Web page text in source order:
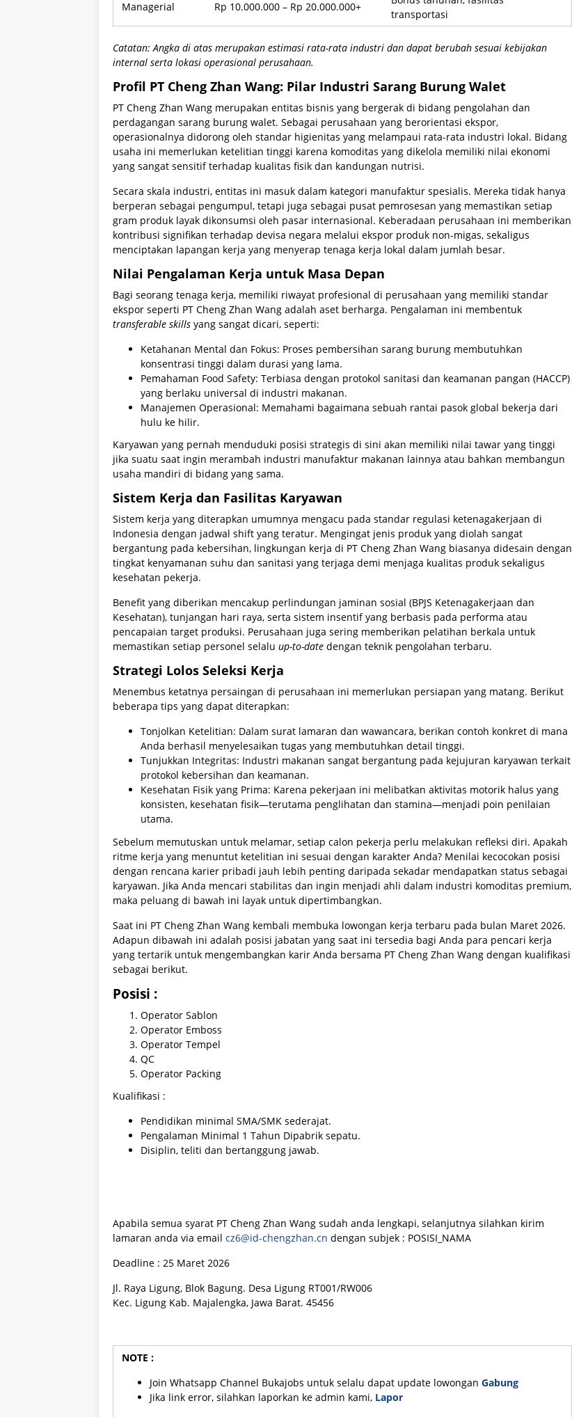
Managerial Rp 10.000.000 – Rp 20.000.000+
transportasi
Catatan: Angka di atas merupakan estimasi rata-rata industri dan dapat berubah sesuai kebijakan
internal serta lokasi operasional perusahaan.
Profil PT Cheng Zhan Wang: Pilar Industri Sarang Burung Walet
PT Cheng Zhan Wang merupakan entitas bisnis yang bergerak di bidang pengolahan dan
perdagangan sarang burung walet. Sebagai perusahaan yang berorientasi ekspor,
operasionalnya didorong oleh standar higienitas yang melampaui rata-rata industri lokal. Bidang
usaha ini memerlukan ketelitian tinggi karena komoditas yang dikelola memiliki nilai ekonomi
yang sangat sensitif terhadap kualitas fisik dan kandungan nutrisi.
Secara skala industri, entitas ini masuk dalam kategori manufaktur spesialis. Mereka tidak hanya
berperan sebagai pengumpul, tetapi juga sebagai pusat pemrosesan yang memastikan setiap
gram produk layak dikonsumsi oleh pasar internasional. Keberadaan perusahaan ini memberikan
kontribusi signifikan terhadap devisa negara melalui ekspor produk non-migas, sekaligus
menciptakan lapangan kerja yang menyerap tenaga kerja lokal dalam jumlah besar.
Nilai Pengalaman Kerja untuk Masa Depan
Bagi seorang tenaga kerja, memiliki riwayat profesional di perusahaan yang memiliki standar
ekspor seperti PT Cheng Zhan Wang adalah aset berharga. Pengalaman ini membentuk
transferable skills yang sangat dicari, seperti:
Ketahanan Mental dan Fokus: Proses pembersihan sarang burung membutuhkan
konsentrasi tinggi dalam durasi yang lama.
Pemahaman Food Safety: Terbiasa dengan protokol sanitasi dan keamanan pangan (HACCP)
yang berlaku universal di industri makanan.
Manajemen Operasional: Memahami bagaimana sebuah rantai pasok global bekerja dari
hulu ke hilir.
Karyawan yang pernah menduduki posisi strategis di sini akan memiliki nilai tawar yang tinggi
jika suatu saat ingin merambah industri manufaktur makanan lainnya atau bahkan membangun
usaha mandiri di bidang yang sama.
Sistem Kerja dan Fasilitas Karyawan
Sistem kerja yang diterapkan umumnya mengacu pada standar regulasi ketenagakerjaan di
Indonesia dengan jadwal shift yang teratur. Mengingat jenis produk yang diolah sangat
bergantung pada kebersihan, lingkungan kerja di PT Cheng Zhan Wang biasanya didesain dengan
tingkat kenyamanan suhu dan sanitasi yang terjaga demi menjaga kualitas produk sekaligus
kesehatan pekerja.
Benefit yang diberikan mencakup perlindungan jaminan sosial (BPJS Ketenagakerjaan dan
Kesehatan), tunjangan hari raya, serta sistem insentif yang berbasis pada performa atau
pencapaian target produksi. Perusahaan juga sering memberikan pelatihan berkala untuk
memastikan setiap personel selalu up-to-date dengan teknik pengolahan terbaru.
Strategi Lolos Seleksi Kerja
Menembus ketatnya persaingan di perusahaan ini memerlukan persiapan yang matang. Berikut
beberapa tips yang dapat diterapkan:
Tonjolkan Ketelitian: Dalam surat lamaran dan wawancara, berikan contoh konkret di mana
Anda berhasil menyelesaikan tugas yang membutuhkan detail tinggi.
Tunjukkan Integritas: Industri makanan sangat bergantung pada kejujuran karyawan terkait
protokol kebersihan dan keamanan.
Kesehatan Fisik yang Prima: Karena pekerjaan ini melibatkan aktivitas motorik halus yang
konsisten, kesehatan fisik—terutama penglihatan dan stamina—menjadi poin penilaian
utama.
Sebelum memutuskan untuk melamar, setiap calon pekerja perlu melakukan refleksi diri. Apakah
ritme kerja yang menuntut ketelitian ini sesuai dengan karakter Anda? Menilai kecocokan posisi
dengan rencana karier pribadi jauh lebih penting daripada sekadar mendapatkan status sebagai
karyawan. Jika Anda mencari stabilitas dan ingin menjadi ahli dalam industri komoditas premium,
maka peluang di bawah ini layak untuk dipertimbangkan.
Saat ini PT Cheng Zhan Wang kembali membuka lowongan kerja terbaru pada bulan Maret 2026.
Adapun dibawah ini adalah posisi jabatan yang saat ini tersedia bagi Anda para pencari kerja
yang tertarik untuk mengembangkan karir Anda bersama PT Cheng Zhan Wang dengan kualifikasi
sebagai berikut.
Posisi :
Operator Sablon
Operator Emboss
Operator Tempel
QC
Operator Packing
Kualifikasi :
Pendidikan minimal SMA/SMK sederajat.
Pengalaman Minimal 1 Tahun Dipabrik sepatu.
Disiplin, teliti dan bertanggung jawab.
Apabila semua syarat PT Cheng Zhan Wang sudah anda lengkapi, selanjutnya silahkan kirim
lamaran anda via email cz6@id-chengzhan.cn dengan subjek : POSISI_NAMA
Deadline : 25 Maret 2026
Jl. Raya Ligung, Blok Bagung. Desa Ligung RT001/RW006
Kec. Ligung Kab. Majalengka, Jawa Barat. 45456
NOTE :
Join Whatsapp Channel Bukajobs untuk selalu dapat update lowongan Gabung
Jika link error, silahkan laporkan ke admin kami, Lapor